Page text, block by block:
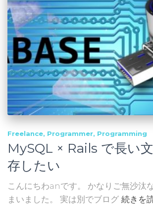
Freelance Programmer Programming
MySQL × Rails で長い
存したい
こんにちわanです。 かなりご無沙汰
まいました。 実は別でブログ 続きを